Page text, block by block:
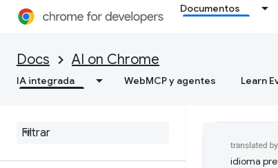
Documentos
Docs AI on Chrome
IA integrada WebMCP y agentes Learn
idioma